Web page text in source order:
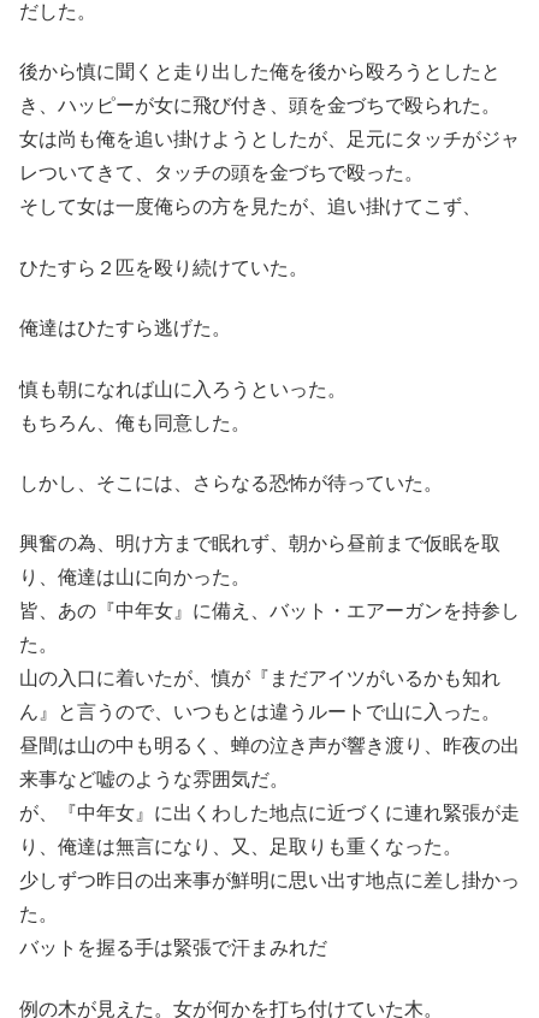
だした。
後から慎に聞くと走り出した俺を後から殴ろうとしたと
き、ハッピーが女に飛び付き、頭を金づちで殴られた。
女は尚も俺を追い掛けようとしたが、足元にタッチがジャ
レついてきて、タッチの頭を金づちで殴った。
そして女は一度俺らの方を見たが、追い掛けてこず、
ひたすら２匹を殴り続けていた。
俺達はひたすら逃げた。
慎も朝になれば山に入ろうといった。
もちろん、俺も同意した。
しかし、そこには、さらなる恐怖が待っていた。
興奮の為、明け方まで眠れず、朝から昼前まで仮眠を取
り、俺達は山に向かった。
皆、あの『中年女』に備え、バット・エアーガンを持参し
た。
山の入口に着いたが、慎が『まだアイツがいるかも知れ
ん』と言うので、いつもとは違うルートで山に入った。
昼間は山の中も明るく、蝉の泣き声が響き渡り、昨夜の出
来事など嘘のような雰囲気だ。
が、『中年女』に出くわした地点に近づくに連れ緊張が走
り、俺達は無言になり、又、足取りも重くなった。
少しずつ昨日の出来事が鮮明に思い出す地点に差し掛かっ
た。
バットを握る手は緊張で汗まみれだ
例の木が見えた。女が何かを打ち付けていた木。